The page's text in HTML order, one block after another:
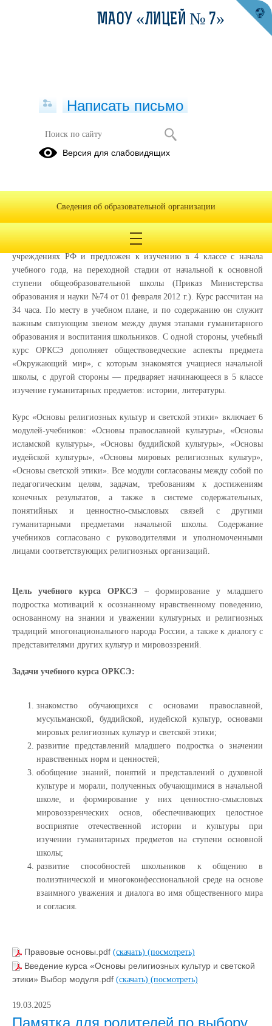
ОРКСЭ
19.03.2025
Курс ОРКСЭ является обязательным во всех общеобразовательных
учреждениях РФ и предложен к изучению в 4 классе с начала
учебного года, на переходной стадии от начальной к основной
ступени общеобразовательной школы (Приказ Министерства
образования и науки №74 от 01 февраля 2012 г.). Курс рассчитан на
34 часа. По месту в учебном плане, и по содержанию он служит
важным связующим звеном между двумя этапами гуманитарного
образования и воспитания школьников. С одной стороны, учебный
курс ОРКСЭ дополняет обществоведческие аспекты предмета
«Окружающий мир», с которым знакомятся учащиеся начальной
школы, с другой стороны — предваряет начинающееся в 5 классе
изучение гуманитарных предметов: истории, литературы.
Курс «Основы религиозных культур и светской этики» включает 6
модулей-учебников: «Основы православной культуры», «Основы
исламской культуры», «Основы буддийской культуры», «Основы
иудейской культуры», «Основы мировых религиозных культур»,
«Основы светской этики». Все модули согласованы между собой по
педагогическим целям, задачам, требованиям к достижениям
конечных результатов, а также в системе содержательных,
понятийных и ценностно-смысловых связей с другими
гуманитарными предметами начальной школы. Содержание
учебников согласовано с руководителями и уполномоченными
лицами соответствующих религиозных организаций.
Цель учебного курса ОРКСЭ – формирование у младшего
подростка мотиваций к осознанному нравственному поведению,
основанному на знании и уважении культурных и религиозных
традиций многонационального народа России, а также к диалогу с
представителями других культур и мировоззрений.
Задачи учебного курса ОРКСЭ:
знакомство обучающихся с основами православной,
мусульманской, буддийской, иудейской культур, основами
мировых религиозных культур и светской этики;
развитие представлений младшего подростка о значении
нравственных норм и ценностей;
обобщение знаний, понятий и представлений о духовной
культуре и морали, полученных обучающимися в начальной
школе, и формирование у них ценностно-смысловых
мировоззренческих основ, обеспечивающих целостное
восприятие отечественной истории и культуры при
изучении гуманитарных предметов на ступени основной
школы;
развитие способностей школьников к общению в
полиэтнической и многоконфессиональной среде на основе
взаимного уважения и диалога во имя общественного мира
и согласия.
Правовые основы.pdf (скачать) (посмотреть)
Введение курса «Основы религиозных культур и светской
этики» Выбор модуля.pdf (скачать) (посмотреть)
19.03.2025
Памятка для родителей по выбору
МАОУ «ЛИЦЕЙ № 7»
Написать письмо
Версия для слабовидящих
Сведения об образовательной организации